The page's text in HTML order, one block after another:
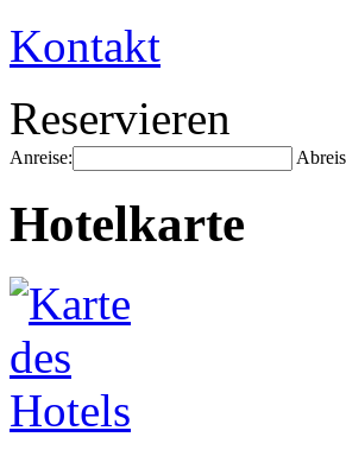
Kontakt
Reservieren
Anreise:
Hotelkarte